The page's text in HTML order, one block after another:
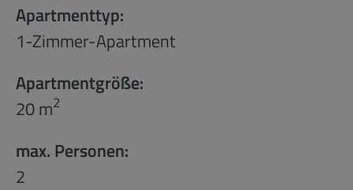
Apartmenttyp:
1-Zimmer-Apartment
Apartmentgröße:
20 m2
max. Personen:
2